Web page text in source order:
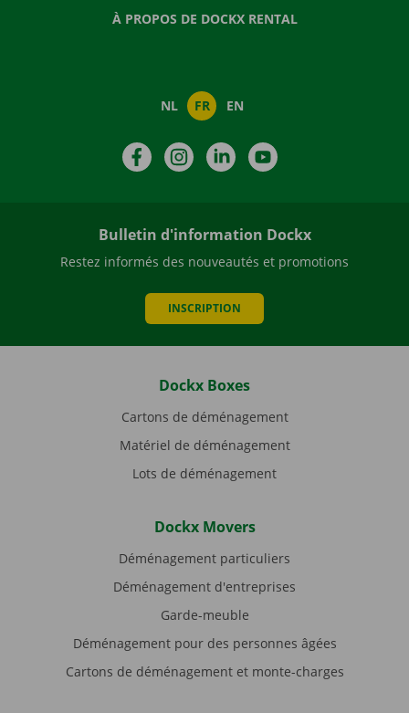
À PROPOS DE DOCKX RENTAL
NL FR EN
FacebookInstagramLinkedIn
Bulletin d'information Dockx
Restez informés des nouveautés et promotions
INSCRIPTION
Dockx Boxes
Cartons de déménagement
Matériel de déménagement
Lots de déménagement
Dockx Movers
Déménagement particuliers
Déménagement d'entreprises
Garde-meuble
Déménagement pour des personnes âgées
Cartons de déménagement et monte-charges